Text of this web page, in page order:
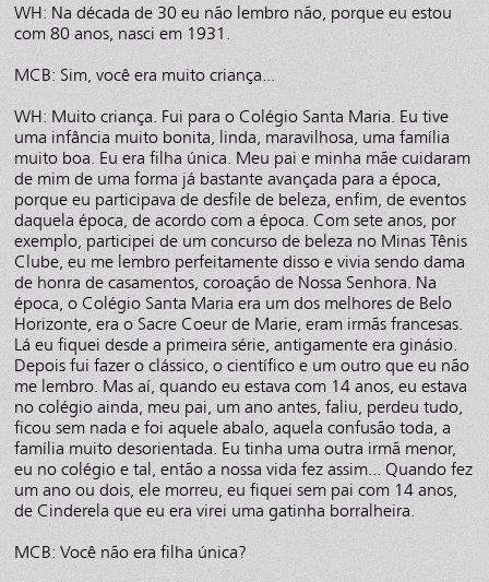
WH: Na década de 30 eu não lembro não, porque eu estou
com 80 anos, nasci em 1931.
MCB: Sim, você era muito criança...
WH: Muito criança. Fui para o Colégio Santa Maria. Eu tive
uma infância muito bonita, linda, maravilhosa, uma família
muito boa. Eu era filha única. Meu pai e minha mãe cuidaram
de mim de uma forma já bastante avançada para a época,
porque eu participava de desfile de beleza, enfim, de eventos
daquela época, de acordo com a época. Com sete anos, por
exemplo, participei de um concurso de beleza no Minas Tênis
Clube, eu me lembro perfeitamente disso e vivia sendo dama
de honra de casamentos, coroação de Nossa Senhora. Na
época, o Colégio Santa Maria era um dos melhores de Belo
Horizonte, era o Sacre Coeur de Marie, eram irmãs francesas.
Lá eu fiquei desde a primeira série, antigamente era ginásio.
Depois fui fazer o clássico, o científico e um outro que eu não
me lembro. Mas aí, quando eu estava com 14 anos, eu estava
no colégio ainda, meu pai, um ano antes, faliu, perdeu tudo,
ficou sem nada e foi aquele abalo, aquela confusão toda, a
família muito desorientada. Eu tinha uma outra irmã menor,
eu no colégio e tal, então a nossa vida fez assim... Quando fez
um ano ou dois, ele morreu, eu fiquei sem pai com 14 anos,
de Cinderela que eu era virei uma gatinha borralheira.
MCB: Você não era filha única?